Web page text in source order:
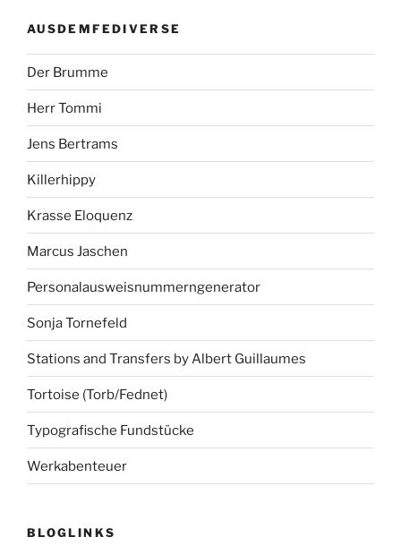
AUSDEMFEDIVERSE
Der Brumme
Herr Tommi
Jens Bertrams
Killerhippy
Krasse Eloquenz
Marcus Jaschen
Personalausweisnummerngenerator
Sonja Tornefeld
Stations and Transfers by Albert Guillaumes
Tortoise (Torb/Fednet)
Typografische Fundstücke
Werkabenteuer
BLOGLINKS